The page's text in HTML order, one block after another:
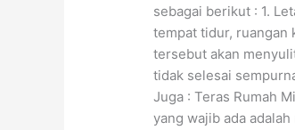
sebagai berikut : 1.
tempat tidur, ruangan
tersebut akan
tidak selesai
Juga : Teras Rumah
yang wajib ada